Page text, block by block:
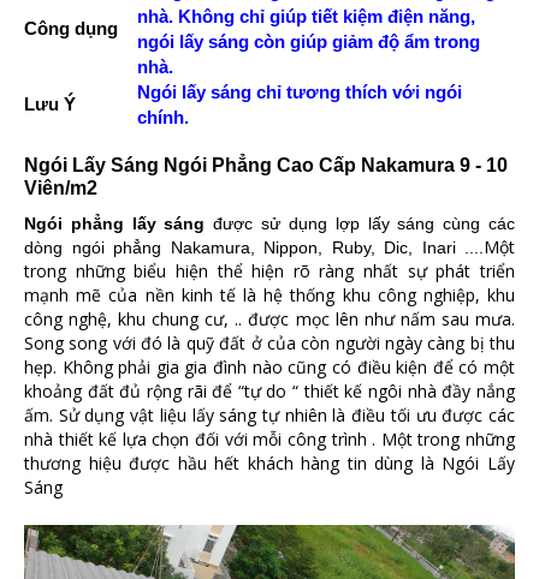
Công dụng
nhà. Không chỉ giúp tiết kiệm điện năng,
ngói lấy sáng còn giúp giảm độ ẩm trong
nhà.
Lưu Ý
Ngói lấy sáng chỉ tương thích với ngói
chính.
Ngói Lấy Sáng Ngói Phẳng Cao Cấp Nakamura 9 - 10
Viên/m2
Ngói phẳng lấy sángđược sử dụng lợp lấy sáng cùng các
dòng ngói phẳng Nakamura, Nippon, Ruby, Dic, Inari .... Một
trong những biểu hiện thể hiện rõ ràng nhất sự phát triển
mạnh mẽ của nền kinh tế là hệ thống khu công nghiệp, khu
công nghệ, khu chung cư, .. được mọc lên như nấm sau mưa.
Song song với đó là quỹ đất ở của còn người ngày càng bị thu
hẹp. Không phải gia gia đình nào cũng có điều kiện để có một
khoảng đất đủ rộng rãi để “tự do “ thiết kế ngôi nhà đầy nắng
ấm. Sử dụng vật liệu lấy sáng tự nhiên là điều tối ưu được các
nhà thiết kế lựa chọn đối với mỗi công trình . Một trong những
thương hiệu được hầu hết khách hàng tin dùng là Ngói Lấy
Sáng